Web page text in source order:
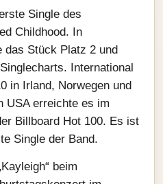
Single des
Childhood. In
das Stück Platz 2 und
International
in Irland, Norwegen und
USA erreichte es im
Billboard Hot 100. Es ist
Single der Band.
beim